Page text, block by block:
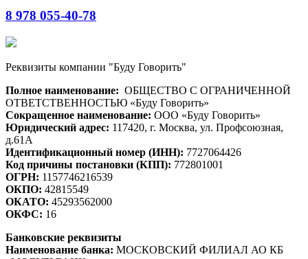
8 978 055-40-78
Реквизиты компании "Буду Говорить"
Полное наименование: ОБЩЕСТВО С ОГРАНИЧЕННОЙ
ОТВЕТСТВЕННОСТЬЮ «Буду Говорить»
Сокращенное наименование: ООО «Буду Говорить»
Юридический адрес: 117420, г. Москва, ул. Профсоюзная,
д.61А
Идентификационный номер (ИНН): 7727064426
Код причины постановки (КПП): 772801001
ОГРН: 1157746216539
ОКПО: 42815549
ОКАТО: 45293562000
ОКФС: 16
Банковские реквизиты
Наименование банка: МОСКОВСКИЙ ФИЛИАЛ АО КБ